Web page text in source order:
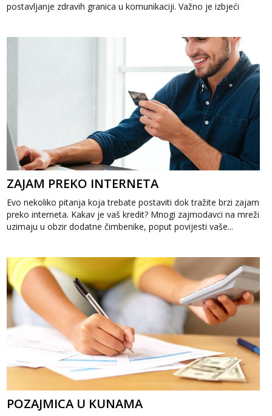
postavljanje zdravih granica u komunikaciji. Važno je izbjeći
ZAJAM PREKO INTERNETA
Evo nekoliko pitanja koja trebate postaviti dok tražite brzi zajam
preko interneta. Kakav je vaš kredit? Mnogi zajmodavci na mreži
uzimaju u obzir dodatne čimbenike, poput povijesti vaše...
POZAJMICA U KUNAMA